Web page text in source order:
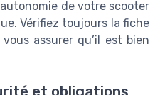
de votre scooter
Vérifiez toujours la fiche
assurer qu’il est bien
et obligations